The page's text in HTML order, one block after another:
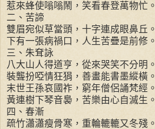
惹來蜂使嗡嗡鬧，笑看春登萬物忙。
二、苦諦
雙眉宛似草當頭，十字連成眼鼻丘。
下有一張病禍口，人生苦疊是前修。
三、朱耷詠
八大山人得道亨，從來哭笑不分明。
裝聾扮啞情狂狷，善畫能書墨縱橫。
末世王孫哀國祚，窮年僧侶誦梵經。
黃連樹下琴音裊，苦樂由心自滅生。
四、春漸
疏竹瀟瀟瘦骨寒，重輪轆轆又冬殘。